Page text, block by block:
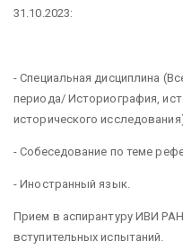
31.10.2023:
- Специальная дисциплина
периода/ Историография,
исторического
- Собеседование по теме
- Иностранный язык.
Прием в аспирантуру ИВИ
вступительных испытаний.